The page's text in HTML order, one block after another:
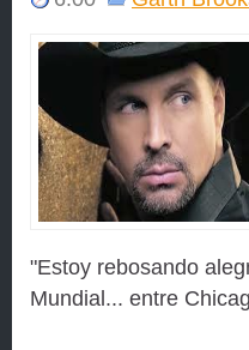
"Estoy rebosando
Mundial... entre